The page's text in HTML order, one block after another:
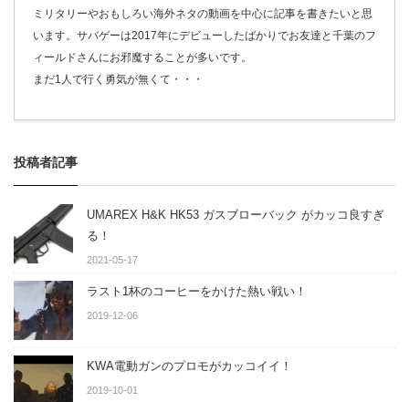
ミリタリーやおもしろい海外ネタの動画を中心に記事を書きたいと思
います。サバゲーは2017年にデビューしたばかりでお友達と千葉のフ
ィールドさんにお邪魔することが多いです。
まだ1人で行く勇気が無くて・・・
投稿者記事
UMAREX H&K HK53 ガスブローバック がカッコ良すぎ
る！
2021-05-17
ラスト1杯のコーヒーをかけた熱い戦い！
2019-12-06
KWA電動ガンのプロモがカッコイイ！
2019-10-01